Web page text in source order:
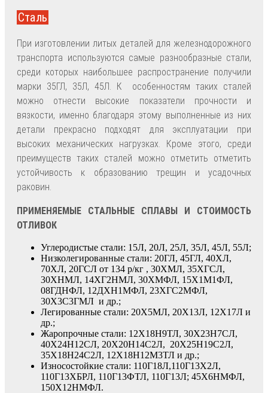
Сталь
При изготовлении литых деталей для железнодорожного
транспорта используются самые разнообразные стали,
среди которых наибольшее распространение получили
марки 35ГЛ, 35Л, 45Л. К особенностям таких сталей
можно отнести высокие показатели прочности и
вязкости, именно благодаря этому выполненные из них
детали прекрасно подходят для эксплуатации при
высоких механических нагрузках. Кроме этого, среди
преимуществ таких сталей можно отметить отметить
устойчивость к образованию трещин и усадочных
раковин.
ПРИМЕНЯЕМЫЕ СТАЛЬНЫЕ СПЛАВЫ И СТОИМОСТЬ
ОТЛИВОК
Углеродистые стали: 15Л, 20Л, 25Л, 35Л, 45Л, 55Л;
Низколегированные стали: 20ГЛ, 45ГЛ, 40ХЛ,
70ХЛ, 20ГСЛ от 134 р/кг , 30ХМЛ, 35ХГСЛ,
30ХНМЛ, 14ХГ2НМЛ, 30ХМФЛ, 15Х1М1ФЛ,
08ГДНФЛ, 12ДХН1МФЛ, 23ХГС2МФЛ,
30Х3С3ГМЛ и др.;
Легированные стали: 20Х5МЛ, 20Х13Л, 12Х17Л и
др.;
Жаропрочные стали: 12Х18Н9ТЛ, 30Х23Н7СЛ,
40Х24Н12СЛ, 20Х20Н14С2Л, 20Х25Н19С2Л,
35Х18Н24С2Л, 12Х18Н12М3ТЛ и др.;
Износостойкие стали: 110Г18Л,110Г13Х2Л,
110Г13ХБРЛ, 110Г13ФТЛ, 110Г13Л; 45Х6НМФЛ,
150Х12НМФЛ.